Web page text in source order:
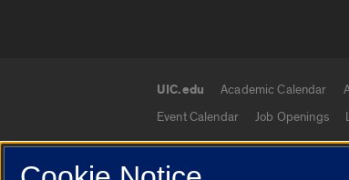
UIC.edu links
UIC.edu Academic Calendar
Event Calendar
Job Openings